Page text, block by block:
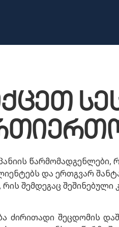
და ერთგვარ
შემდეგაც
ძირითადი შეცდომის